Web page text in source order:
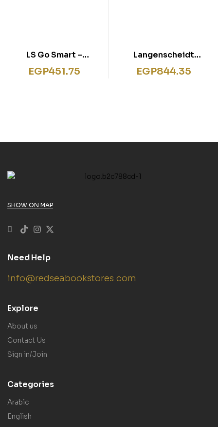
LS Go Smart –
Grammatik Deutsch
EGP451.75
Langenscheidt
Grundwortschatz
EGP844.35
SHOW ON MAP
Need Help
info@redseabookstores.com
Explore
About us
Contact Us
Sign in/Join
Categories
Arabic
English